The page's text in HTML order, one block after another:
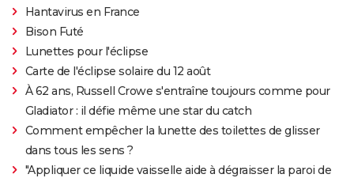
Hantavirus en France
Bison Futé
Lunettes pour l'éclipse
Carte de l'éclipse solaire du 12 août
À 62 ans, Russell Crowe s'entraîne toujours comme pour
Gladiator : il défie même une star du catch
Comment empêcher la lunette des toilettes de glisser
dans tous les sens ?
"Appliquer ce liquide vaisselle aide à dégraisser la paroi de